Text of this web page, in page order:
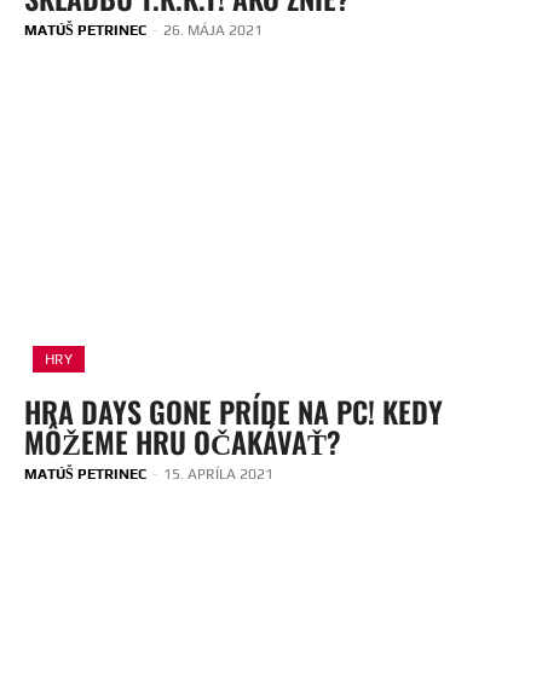
MATÚŠ PETRINEC - 26. MÁJA 2021
HRY
HRA DAYS GONE PRÍDE NA PC! KEDY
MÔŽEME HRU OČAKÁVAŤ?
MATÚŠ PETRINEC - 15. APRÍLA 2021